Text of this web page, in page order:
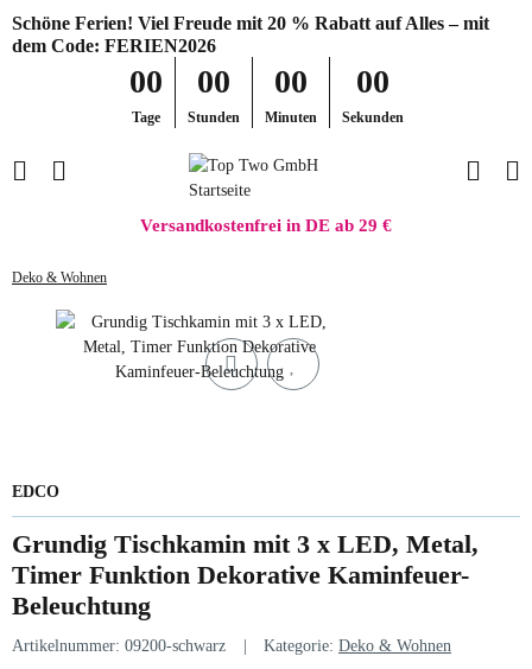
Schöne Ferien! Viel Freude mit 20 % Rabatt auf Alles – mit
dem Code: FERIEN2026
00
Tage
00
Stunden
00
Minuten
00
Sekunden
Versandkostenfrei in DE ab 29 €
Deko & Wohnen
EDCO
Grundig Tischkamin mit 3 x LED, Metal,
Timer Funktion Dekorative Kaminfeuer-
Beleuchtung
Artikelnummer: 09200-schwarz Kategorie: Deko & Wohnen